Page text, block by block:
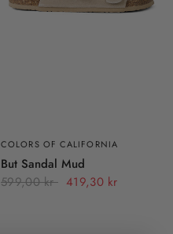
COLORS OF CALIFORNIA
But Sandal Mud
599,00 kr 419,30 kr